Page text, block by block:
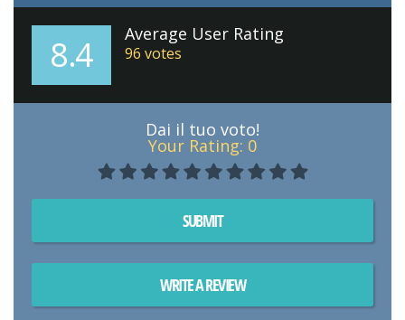
8.4 Average User Rating
96 votes
Dai il tuo voto!
Your Rating: 0
SUBMIT
WRITE A REVIEW